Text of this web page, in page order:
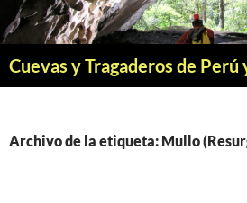
Saltar
al
Cuevas y Tragaderos de Perú
Archivo de la etiqueta: Mullo